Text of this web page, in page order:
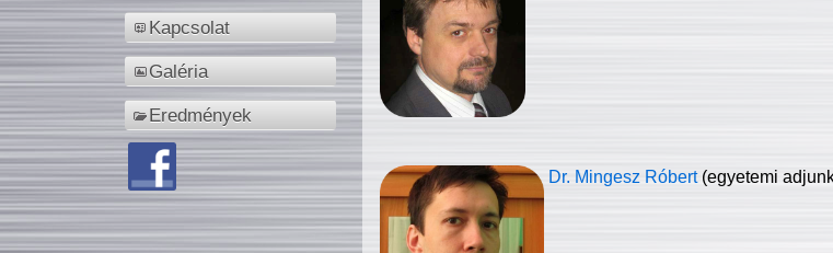
Kapcsolat
Galéria
Eredmények
Dr. Mingesz Róbert (egyetemi